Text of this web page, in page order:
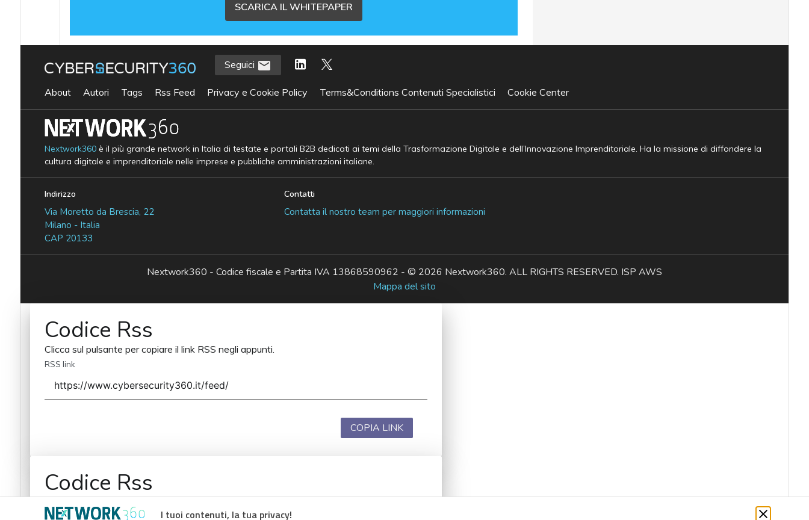
SCARICA IL WHITEPAPER
I tuoi contenuti, la tua privacy!
Seguici
About Autori Tags Rss Feed Privacy e Cookie Policy Terms&Conditions Contenuti Specialistici Cookie Center
Nextwork360è il più grande network in Italia di testate e portali B2B dedicati ai temi della Trasformazione Digitale e dell’Innovazione Imprenditoriale. Ha la missione di diffondere la
cultura digitale e imprenditoriale nelle imprese e pubbliche amministrazioni italiane.
Indirizzo
Via Moretto da Brescia, 22
Milano - Italia
CAP 20133
Contatti
Contatta il nostro team per maggiori informazioni
Nextwork360 - Codice fiscale e Partita IVA 13868590962 - © 2026 Nextwork360. ALL RIGHTS RESERVED. ISP AWS
Mappa del sito
Codice Rss
Clicca sul pulsante per copiare il link RSS negli appunti.
RSS link
COPIA LINK
Codice Rss
RSS link